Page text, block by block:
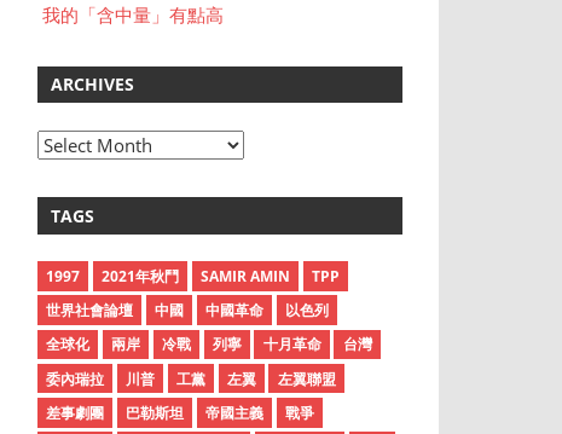
我的「含中量」有點高
ARCHIVES
A
h
v
e
s
TAGS
1997 2021年秋鬥 SAMIR AMIN
TPP
世界社會論壇
中國 中國革命
以色列
全球化
兩岸 冷戰 列寧 十月革命
台灣
委內瑞拉
川普 工黨 左翼
左翼聯盟
差事劇團
巴勒斯坦 帝國主義
戰爭